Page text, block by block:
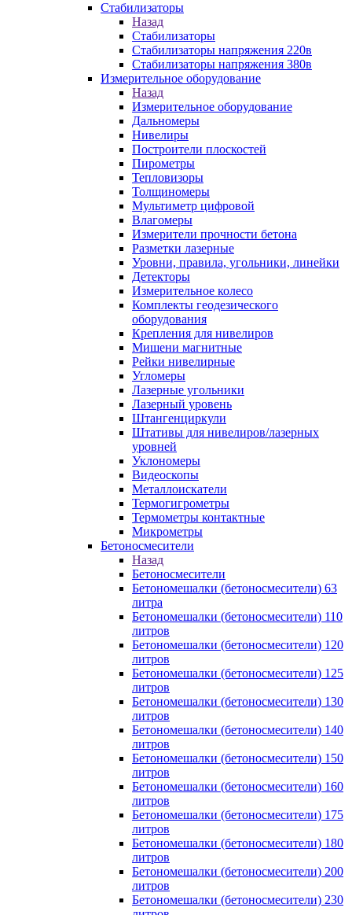
Стабилизаторы
Назад
Стабилизаторы
Стабилизаторы напряжения 220в
Стабилизаторы напряжения 380в
Измерительное оборудование
Назад
Измерительное оборудование
Дальномеры
Нивелиры
Построители плоскостей
Пирометры
Тепловизоры
Толщиномеры
Мультиметр цифровой
Влагомеры
Измерители прочности бетона
Разметки лазерные
Уровни, правила, угольники, линейки
Детекторы
Измерительное колесо
Комплекты геодезического
оборудования
Крепления для нивелиров
Мишени магнитные
Рейки нивелирные
Угломеры
Лазерные угольники
Лазерный уровень
Штангенциркули
Штативы для нивелиров/лазерных
уровней
Уклономеры
Видеоскопы
Металлоискатели
Термогигрометры
Термометры контактные
Микрометры
Бетоносмесители
Назад
Бетоносмесители
Бетономешалки (бетоносмесители) 63
литра
Бетономешалки (бетоносмесители) 110
литров
Бетономешалки (бетоносмесители) 120
литров
Бетономешалки (бетоносмесители) 125
литров
Бетономешалки (бетоносмесители) 130
литров
Бетономешалки (бетоносмесители) 140
литров
Бетономешалки (бетоносмесители) 150
литров
Бетономешалки (бетоносмесители) 160
литров
Бетономешалки (бетоносмесители) 175
литров
Бетономешалки (бетоносмесители) 180
литров
Бетономешалки (бетоносмесители) 200
литров
Бетономешалки (бетоносмесители) 230